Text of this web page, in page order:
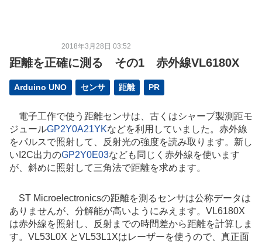
2018年3月28日 03:52
距離を正確に測る その1 赤外線VL6180X
Arduino UNO センサ 距離 PR
電子工作で使う距離センサは、古くはシャープ製測距モ
ジュールGP2Y0A21YKなどを利用していました。赤外線
をパルスで照射して、反射光の強度を読み取ります。新し
いI2C出力のGP2Y0E03なども同じく赤外線を使います
が、斜めに照射して三角法で距離を求めます。
ST Microelectronicsの距離を測るセンサは公称データは
ありませんが、分解能が高いようにみえます。VL6180X
は赤外線を照射し、反射までの時間差から距離を計算しま
す。VL53L0X とVL53L1Xはレーザーを使うので、真正面